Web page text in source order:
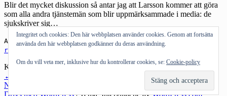
Blir det mycket diskussion så antar jag att Larsson kommer att göra
som alla andra tjänstemän som blir uppmärksammade i media: de
sjukskriver sig…
Andra om:Jan Larsson,Lenin,sjukskrivning
riktlinjer
Kategorier:Allmänt tyckande
Inläggsnavigering
←
Nästa inlägg
Integritet och cookies: Den här webbplatsen använder cookies. Genom att fortsätta
använda den här webbplatsen godkänner du deras användning.
Om du vill veta mer, inklusive hur du kontrollerar cookies, se: Cookie-policy